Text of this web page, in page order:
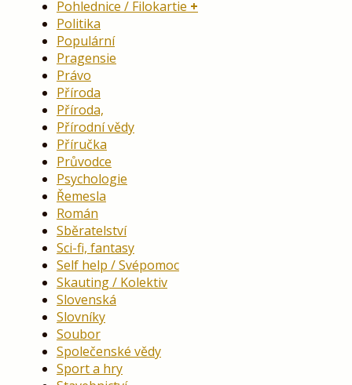
Pohlednice / Filokartie
Politika
Populární
Pragensie
Právo
Příroda
Příroda,
Přírodní vědy
Příručka
Průvodce
Psychologie
Řemesla
Román
Sběratelství
Sci-fi, fantasy
Self help / Svépomoc
Skauting / Kolektiv
Slovenská
Slovníky
Soubor
Společenské vědy
Sport a hry